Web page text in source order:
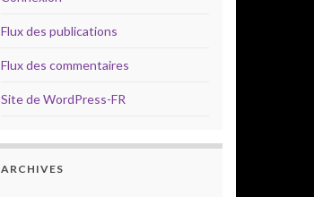
Flux des publications
Flux des commentaires
Site de WordPress-FR
ARCHIVES